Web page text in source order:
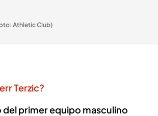
Athletic Club)
Terzic?
primer equipo masculino